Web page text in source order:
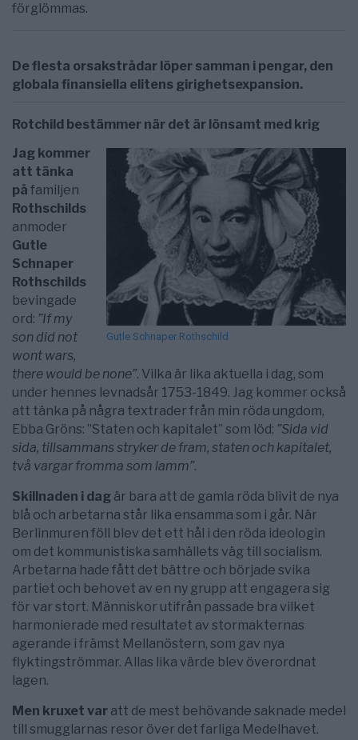
förglömmas.
De flesta orsakstrådar löper samman i pengar, den
globala finansiella elitens girighetsexpansion.
Rotchild bestämmer när det är lönsamt med krig
Gutle Schnaper Rothschild
Jag kommer
att tänka
på familjen
Rothschilds
anmoder
Gutle
Schnaper
Rothschilds
bevingade
ord: ”If my
son did not
wont wars,
there would be none”. Vilka är lika aktuella i dag, som
under hennes levnadsår 1753-1849. Jag kommer också
att tänka på några textrader från min röda ungdom,
Ebba Gröns: ”Staten och kapitalet” som löd: ”Sida vid
sida, tillsammans stryker de fram, staten och kapitalet,
två vargar fromma som lamm”.
Skillnaden i dag är bara att de gamla röda blivit de nya
blå och arbetarna står lika ensamma som i går. När
Berlinmuren föll blev det ett hål i den röda ideologin
om det kommunistiska samhällets väg till socialism.
Arbetarna hade fått det bättre och började svika
partiet och behovet av en ny grupp att engagera sig
för var stort. Människor utifrån passade bra vilket
harmonierade med resultatet av stormakternas
agerande i främst Mellanöstern, som gav nya
flyktingströmmar. Allas lika värde blev överordnat
lagen.
Men kruxet var att de mest behövande saknade medel
till smugglarnas resor över det farliga Medelhavet.